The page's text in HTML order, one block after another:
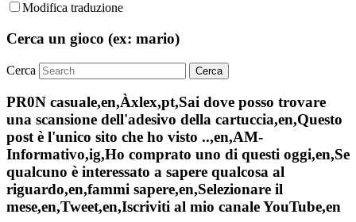
Modifica traduzione
Cerca un gioco (ex: mario)
Cerca
PR0N casuale,en,Àxlex,pt,Sai dove posso trovare
una scansione dell'adesivo della cartuccia,en,Questo
post è l'unico sito che ho visto ..,en,AM-
Informativo,ig,Ho comprato uno di questi oggi,en,Se
qualcuno è interessato a sapere qualcosa al
riguardo,en,fammi sapere,en,Selezionare il
mese,en,Tweet,en,Iscriviti al mio canale YouTube,en